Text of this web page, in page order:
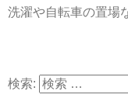
洗濯や自転車の置場
検索: